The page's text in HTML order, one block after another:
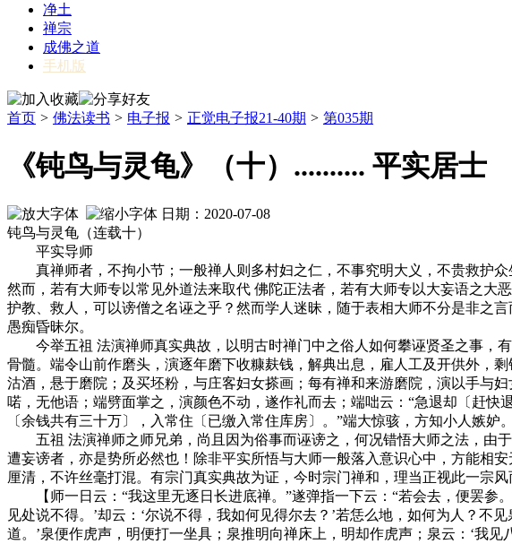
净土
禅宗
成佛之道
手机版
首页 > 佛法读书 > 电子报 > 正觉电子报21-40期 > 第035期
《钝鸟与灵龟》（十）.......... 平实居士
日期：2020-07-08
钝鸟与灵龟（连载十）
平实导师
真禅师者，不拘小节；一般禅人则多村妇之仁，不事究明大义，不贵救护众
然而，若有大师专以常见外道法来取代 佛陀正法者，若有大师专以大妄语之大
护教、救人，可以谤僧之名诬之乎？然而学人迷昧，随于表相大师不分是非之
愚痴昏昧尔。
今举五祖 法演禅师真实典故，以明古时禅门中之俗人如何攀诬贤圣之事，
骨髓。端令山前作磨头，演逐年磨下收糠麸钱，解典出息，雇人工及开供外，
沽酒，悬于磨院；及买坯粉，与庄客妇女搽画；每有禅和来游磨院，演以手与
喏，无他语；端劈面掌之，演颜色不动，遂作礼而去；端咄云：“急退却〔赶
〔余钱共有三十万〕，入常住〔已缴入常住库房〕。”端大惊骇，方知小人嫉
五祖 法演禅师之师兄弟，尚且因为俗事而诬谤之，何况错悟大师之法，由
遭妄谤者，亦是势所必然也！除非平实所悟与大师一般落入意识心中，方能相
厘清，不许丝毫打混。有宗门真实典故为证，今时宗门禅和，理当正视此一宗风
【师一日云：“我这里无逐日长进底禅。”遂弹指一下云：“若会去，便罢参
见处说不得。’却云：‘尔说不得，我如何见得尔去？’若恁么地，如何为人？不
道。’泉便作虎声，明便打一坐具；泉推明向禅床上，明却作虎声；泉云：‘我